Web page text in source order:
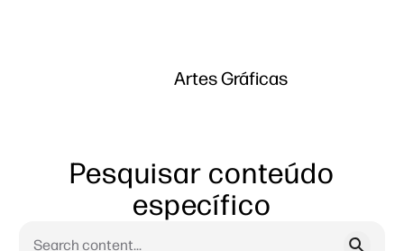
Artes Gráficas
Pesquisar conteúdo
específico